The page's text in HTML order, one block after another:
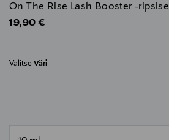
On The Rise Lash Booster -
Original Price
19,90 €
Valitse Väri
null